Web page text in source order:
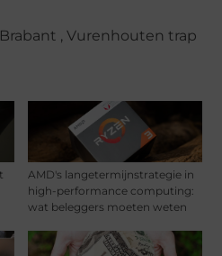
AMD's langetermijnstrategie in
high-performance computing:
wat beleggers moeten weten
,Vurenhouten trap